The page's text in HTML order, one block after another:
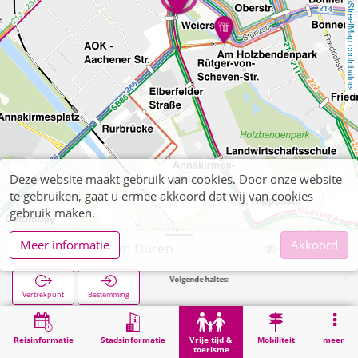
OpenStreetMap contributors
Reisinformatie Stadsinformatie
Vrije tijd &
toerisme
Mobiliteit meer
Papiermuseum Düren
Vertrekpunt Bestemming
Volgende haltes:
Vrije tijd & toerisme Cultuur Papiermuseum Düren
Deze website maakt gebruik van cookies. Door onze website
te gebruiken, gaat u ermee akkoord dat wij van cookies
gebruik maken.
Meer informatie
Akkoord